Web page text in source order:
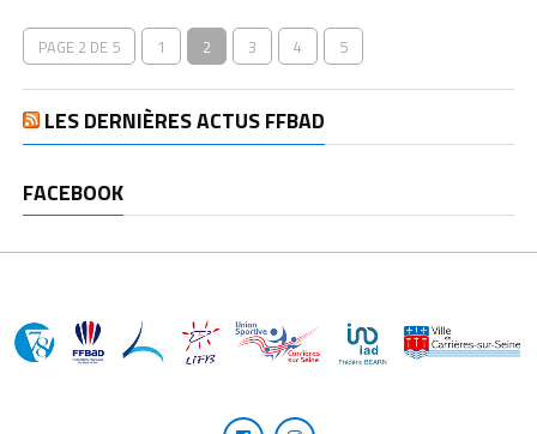
PAGE 2 DE 5 1 2 3 4 5
LES DERNIÈRES ACTUS FFBAD
FACEBOOK